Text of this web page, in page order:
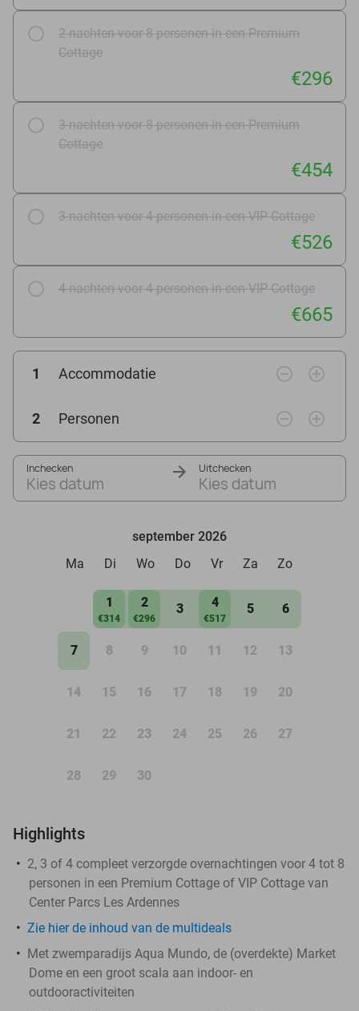
2 nachten voor 8 personen in een Premium
Cottage
€296
3 nachten voor 8 personen in een Premium
Cottage
€454
3 nachten voor 4 personen in een VIP Cottage
€526
4 nachten voor 4 personen in een VIP Cottage
€665
1 Accommodatie remove_circle_outline add_circle_outline
2 Personen remove_circle_outline add_circle_outline
Inchecken
Kies datum
Uitchecken
Kies datum
september 2026
Ma
Di Wo Do Vr Za Zo
1
€314
2
€296
3 4
€517
5 6
7 8 9 10 11 12 13
14 15 16 17 18 19 20
21 22 23 24 25 26 27
28 29 30
Highlights
2, 3 of 4 compleet verzorgde overnachtingen voor 4 tot 8
personen in een Premium Cottage of VIP Cottage van
Center Parcs Les Ardennes
Zie hier de inhoud van de multideals
Met zwemparadijs Aqua Mundo, de (overdekte) Market
Dome en een groot scala aan indoor- en
outdooractiviteiten